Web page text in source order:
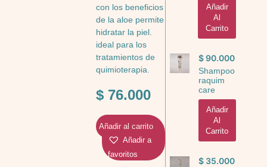
con los beneficios
de la aloe permite
hidratar la piel.
ideal para los
tratamientos de
quimioterapia.
$76.000
Añadir al carrito
Añadir a
favoritos
Añadir
Al
Carrito
$90.000
Shampoo
raquim
care
Añadir
Al
Carrito
$35.000